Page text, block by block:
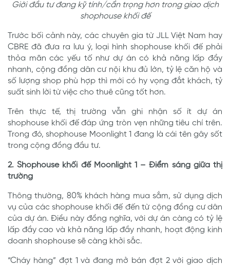
Giới đầu tư đang kỹ tính/cẩn trọng hơn trong giao dịch
shophouse khối đế
Trước bối cảnh này, các chuyên gia từ JLL Việt Nam hay
CBRE đã đưa ra lưu ý, loại hình shophouse khối đế phải
thỏa mãn các yếu tố như dự án có khả năng lấp đầy
nhanh, cộng đồng dân cư nội khu đủ lớn, tỷ lệ căn hộ và
số lượng shop phù hợp thì mới có hy vọng đắt khách, tỷ
suất sinh lời từ việc cho thuê cũng tốt hơn.
Trên thực tế, thị trường vẫn ghi nhận số ít dự án
shophouse khối đế đáp ứng tròn vẹn những tiêu chí trên.
Trong đó, shophouse Moonlight 1 đang là cái tên gây sốt
trong cộng đồng đầu tư.
2. Shophouse khối đế Moonlight 1 – Điểm sáng giữa thị
trường
Thông thường, 80% khách hàng mua sắm, sử dụng dịch
vụ của các shophouse khối đế đến từ cộng đồng cư dân
của dự án. Điều này đồng nghĩa, với dự án càng có tỷ lệ
lấp đầy cao và khả năng lấp đầy nhanh, hoạt động kinh
doanh shophouse sẽ càng khởi sắc.
“Cháy hàng” đợt 1 và đang mở bán đợt 2 với giao dịch